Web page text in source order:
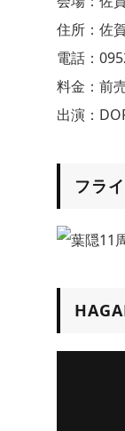
住所：佐
電話：
料金：前
出演：
フラ